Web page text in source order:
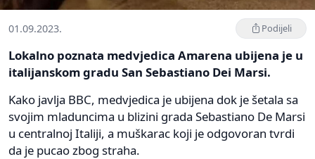
01.09.2023. Podijeli
Lokalno poznata medvjedica Amarena ubijena je u
italijanskom gradu San Sebastiano Dei Marsi.
Kako javlja BBC, medvjedica je ubijena dok je šetala sa
svojim mladuncima u blizini grada Sebastiano De Marsi
u centralnoj Italiji, a muškarac koji je odgovoran tvrdi
da je pucao zbog straha.